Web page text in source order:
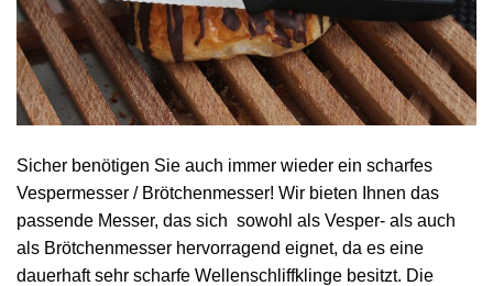
Sicher benötigen Sie auch immer wieder ein scharfes
Vespermesser / Brötchenmesser! Wir bieten Ihnen das
passende Messer, das sich sowohl als Vesper- als auch
als Brötchenmesser hervorragend eignet, da es eine
dauerhaft sehr scharfe Wellenschliffklinge besitzt. Die